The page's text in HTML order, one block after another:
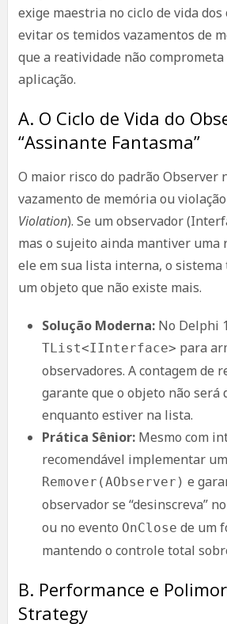
exige maestria no ciclo de vida
evitar os temidos vazamentos de
que a reatividade não
aplicação.
A. O Ciclo de Vida do
“Assinante Fantasma”
O maior risco do padrão Observer
vazamento de memória ou
Violation). Se um observador
mas o sujeito ainda mantiver uma
ele em sua lista interna, o
um objeto que não existe mais.
Solução Moderna:No Delphi
TList<IInterface> para
observadores. A contagem de
garante que o objeto não será
enquanto estiver na lista.
Prática Sênior:Mesmo com
recomendável implementar
Remover(AObserver) e
observador se “desinscreva”
ou no evento OnClose de um
mantendo o controle total
B. Performance e
Strategy